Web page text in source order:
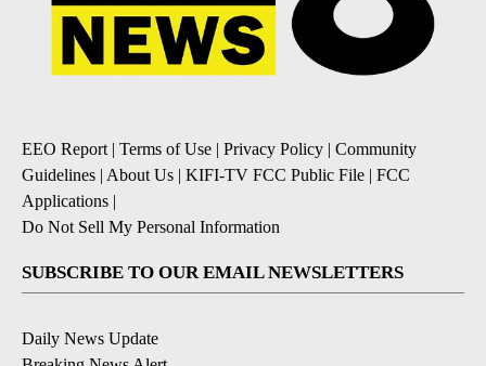
EEO Report | Terms of Use | Privacy Policy | Community
Guidelines | About Us | KIFI-TV FCC Public File | FCC
Applications |
Do Not Sell My Personal Information
SUBSCRIBE TO OUR EMAIL NEWSLETTERS
Daily News Update